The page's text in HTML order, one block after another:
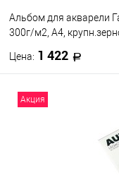
Альбом для акварели
300г/м2, А4,
Цена: 1 422
Акция